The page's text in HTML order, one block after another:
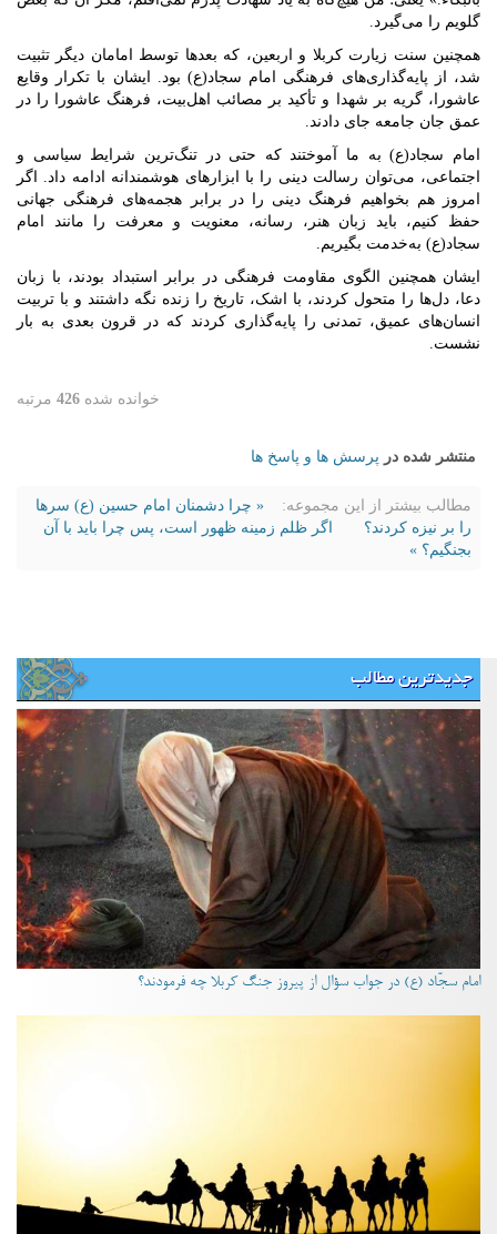
گلویم را می‌گیرد.
همچنین سنت زیارت کربلا و اربعین، که بعدها توسط امامان دیگر تثبیت
شد، از پایه‌گذاری‌های فرهنگی امام سجاد(ع) بود. ایشان با تکرار وقایع
عاشورا، گریه بر شهدا و تأکید بر مصائب اهل‌بیت، فرهنگ عاشورا را در
عمق جان جامعه جای دادند.
امام سجاد(ع) به ما آموختند که حتی در تنگ‌ترین شرایط سیاسی و
اجتماعی، می‌توان رسالت دینی را با ابزارهای هوشمندانه ادامه داد. اگر
امروز هم بخواهیم فرهنگ دینی را در برابر هجمه‌های فرهنگی جهانی
حفظ کنیم، باید زبان هنر، رسانه، معنویت و معرفت را مانند امام
سجاد(ع) به‌خدمت بگیریم.
ایشان همچنین الگوی مقاومت فرهنگی در برابر استبداد بودند، با زبان
دعا، دل‌ها را متحول کردند، با اشک، تاریخ را زنده نگه داشتند و با تربیت
انسان‌های عمیق، تمدنی را پایه‌گذاری کردند که در قرون بعدی به بار
نشست.
خوانده شده 426 مرتبه
منتشر شده در پرسش ها و پاسخ ها
مطالب بیشتر از این مجموعه:
« چرا دشمنان امام حسین (ع) سرها
را بر نیزه کردند؟
اگر ظلم زمینه ظهور است، پس چرا باید با آن
بجنگیم؟ »
جدیدترین مطالب
امام سجّاد (ع) در جواب سؤال از پیروز جنگ کربلا چه فرمودند؟